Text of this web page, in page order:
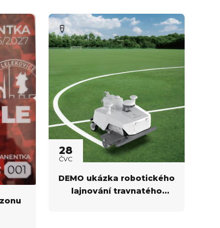
28
ČVC
DEMO ukázka robotického
lajnování travnatého